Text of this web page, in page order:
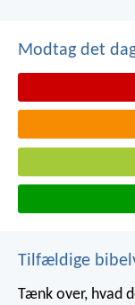
Modtag det
Tilfældige
Tænk over, hvad